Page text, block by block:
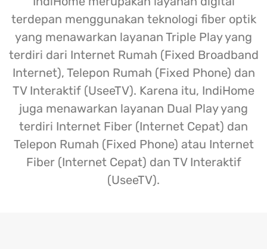
terdepan menggunakan teknologi fiber optik
yang menawarkan layanan Triple Play yang
terdiri dari Internet Rumah (Fixed Broadband
Internet), Telepon Rumah (Fixed Phone) dan
TV Interaktif (UseeTV). Karena itu, IndiHome
juga menawarkan layanan Dual Play yang
terdiri Internet Fiber (Internet Cepat) dan
Telepon Rumah (Fixed Phone) atau Internet
Fiber (Internet Cepat) dan TV Interaktif
(UseeTV).